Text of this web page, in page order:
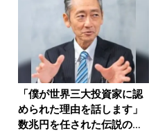
「僕が世界三大投資家に認
められた理由を話します」
数兆円を任された伝説の投